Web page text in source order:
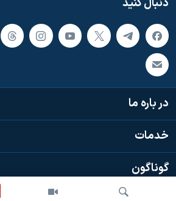
دنبال کنید
در باره ما
خدمات
گوناگون